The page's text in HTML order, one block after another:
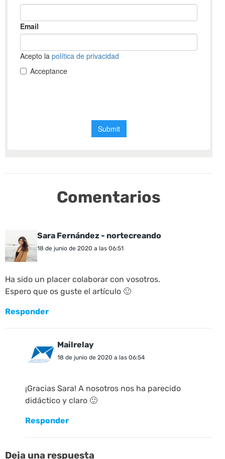
Comentarios
Sara Fernández - nortecreando
18 de junio de 2020 a las 06:51
Ha sido un placer colaborar con vosotros.
Espero que os guste el artículo 🙂
Responder
Mailrelay
18 de junio de 2020 a las 06:54
¡Gracias Sara! A nosotros nos ha parecido
didáctico y claro 🙂
Responder
Deja una respuesta